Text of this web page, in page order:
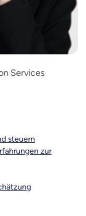
Services
steuern
zur